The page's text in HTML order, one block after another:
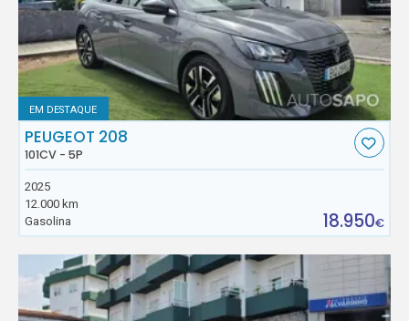
EM DESTAQUE
PEUGEOT 208
101CV - 5P
2025
12.000 km
Gasolina
18.950€